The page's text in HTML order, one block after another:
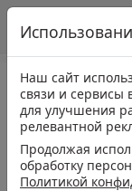
Наш сайт
связи и сервисы
для улучшения
релевантной
Продолжая
обработку
Политикой